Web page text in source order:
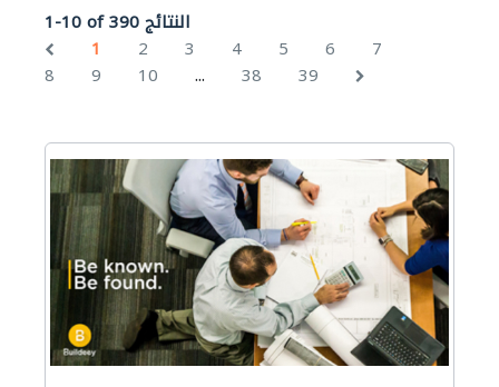
1-10 of 390 النتائج
1
2 3 4 5 6
7
8
9 10 ... 38 39